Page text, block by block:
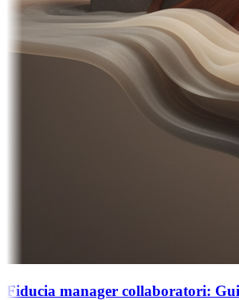
Fiducia manager collaboratori: